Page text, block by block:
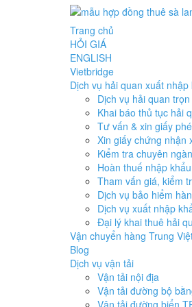
Trang chủ
HỎI GIÁ
ENGLISH
Vietbridge
Dịch vụ hải quan xuất nhập
Dịch vụ hải quan
Khai báo thủ tục hải
Tư vấn & xin giấy
Xin giấy chứng nhận
Kiểm tra chuyên
Hoàn thuế nhập
Tham vấn giá, kiểm
Dịch vụ bảo hiểm
Dịch vụ xuất nhập
Đại lý khai thuê hải
Vận chuyển hàng Trung
Blog
Dịch vụ vận tải
Vận tải nội địa
Vận tải đường bộ
Vận tải đường biển